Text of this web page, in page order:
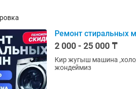
Ремонт стиральных
2 000 - 25 000 ₸
Кир жугыш машина
жондеймиз